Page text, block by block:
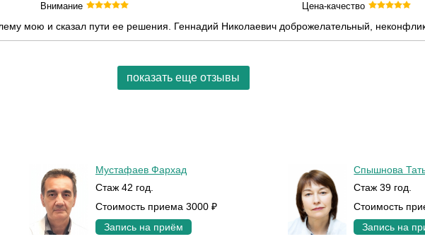
Внимание Цена-качество
мою и сказал пути ее решения. Геннадий Николаевич доброжелательный,
показать еще отзывы
Мустафаев Фархад
Стаж 42 год.
Стоимость приема 3000 ₽
Запись на приём
Спышнова
Стаж 39 год.
Стоимость
Запись на